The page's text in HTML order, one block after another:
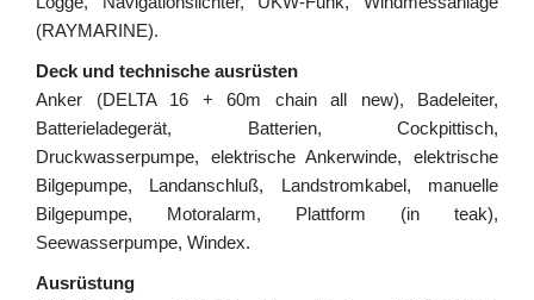
(RAYMARINE).
Deck und technische ausrüsten
Anker (DELTA 16 + 60m chain all new), Badeleiter,
Batterieladegerät, Batterien, Cockpittisch,
Druckwasserpumpe, elektrische Ankerwinde, elektrische
Bilgepumpe, Landanschluß, Landstromkabel, manuelle
Bilgepumpe, Motoralarm, Plattform (in teak),
Seewasserpumpe, Windex.
Ausrüstung